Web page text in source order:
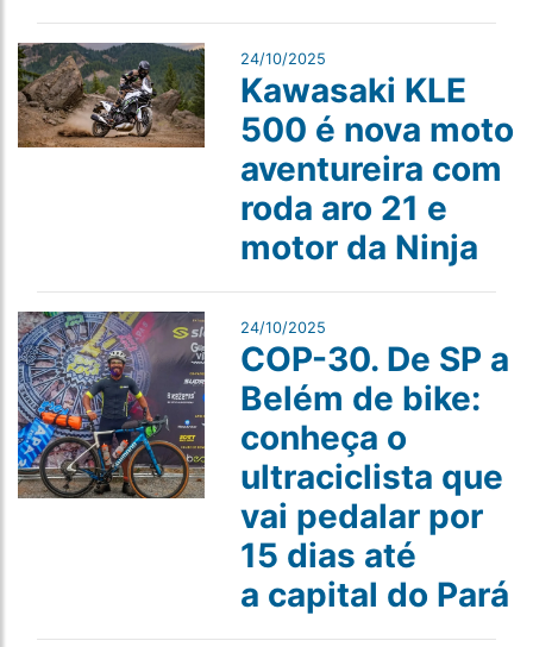
24/10/2025
Kawasaki KLE
500 é nova moto
aventureira com
roda aro 21 e
motor da Ninja
24/10/2025
COP-30. De SP a
Belém de bike:
conheça o
ultraciclista que
vai pedalar por
15 dias até
a capital do Pará